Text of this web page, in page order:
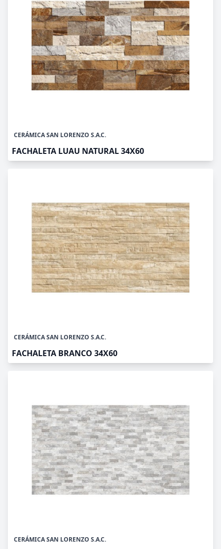
CERÁMICA SAN LORENZO S.A.C.
FACHALETA LUAU NATURAL 34X60
CERÁMICA SAN LORENZO S.A.C.
FACHALETA BRANCO 34X60
CERÁMICA SAN LORENZO S.A.C.